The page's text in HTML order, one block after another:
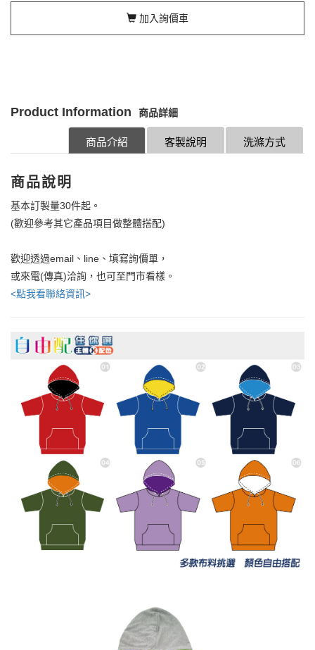
加入詢價車
Product Information 商品詳細
洗滌方式
客製說明
商品介紹
商品說明
基本訂製量30件起。
(歡迎參考其它產品項目做整體搭配)
歡迎透過email、line、填寫詢價單，
或來電(傳真)洽詢，也可至門市看樣。
<點我看聯絡資訊>